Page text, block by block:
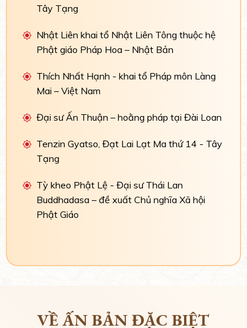
Tây Tạng
Nhật Liên khai tổ Nhật Liên Tông thuộc hệ
Phật giáo Pháp Hoa – Nhật Bản
Thích Nhất Hạnh - khai tổ Pháp môn Làng
Mai – Việt Nam
Đại sư Ấn Thuận – hoằng pháp tại Đài Loan
Tenzin Gyatso, Đạt Lai Lạt Ma thứ 14 - Tây
Tạng
Tỳ kheo Phật Lệ - Đại sư Thái Lan
Buddhadasa – đề xuất Chủ nghĩa Xã hội
Phật Giáo
VỀ ẤN BẢN ĐẶC BIỆT